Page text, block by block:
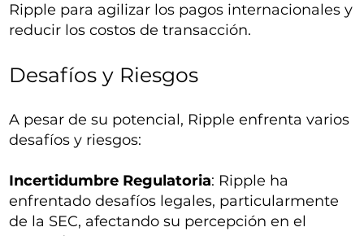
Ripple para agilizar los pagos internacionales y
reducir los costos de transacción.
Desafíos y Riesgos
A pesar de su potencial, Ripple enfrenta varios
desafíos y riesgos:
Incertidumbre Regulatoria: Ripple ha
enfrentado desafíos legales, particularmente
de la SEC, afectando su percepción en el